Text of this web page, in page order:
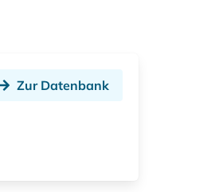
Zur Datenbank